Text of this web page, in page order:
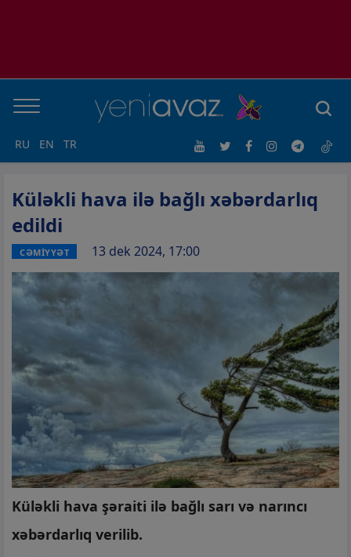
RU EN TR
Küləkli hava ilə bağlı xəbərdarlıq
edildi
CƏMİYYƏT 13 dek 2024, 17:00
Küləkli hava şəraiti ilə bağlı sarı və narıncı
xəbərdarlıq verilib.